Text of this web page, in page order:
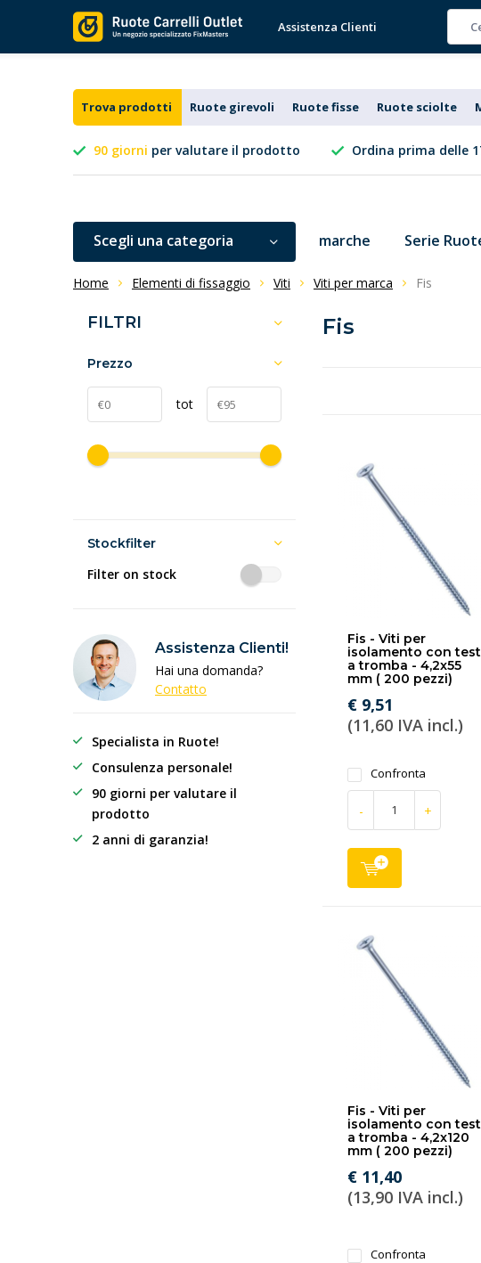
Assistenza Clienti
Trova prodotti Ruote girevoli Ruote fisse Ruote sciolte
90 giorni per valutare il prodotto Ordina prima delle
Scegli una categoria marche Serie
Home Elementi di fissaggio Viti Viti per marca Fis
Fis
Fis - Viti per
isolamento con
a tromba - 4,2x55
mm ( 200 pezzi)
€ 9,51
(11,60 IVA incl.)
Confronta
- +
Fis - Viti per
isolamento con
a tromba - 4,2x120
mm ( 200 pezzi)
€ 11,40
(13,90 IVA incl.)
Confronta
FILTRI
Prezzo
tot
Stockfilter
Filter on stock
Assistenza Clienti!
Hai una domanda?
Contatto
Specialista in Ruote!
Consulenza personale!
90 giorni per valutare il
prodotto
2 anni di garanzia!